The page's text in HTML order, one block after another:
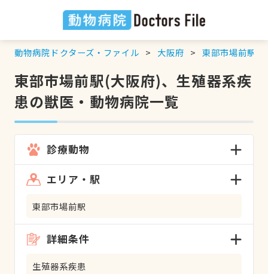
動物病院ドクターズ・ファイル 大阪府 東部市場前駅
東部市場前駅(大阪府)、生殖器系疾
患の獣医・動物病院一覧
診療動物
エリア・駅
東部市場前駅
詳細条件
生殖器系疾患